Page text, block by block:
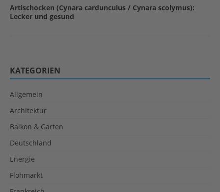
Artischocken (Cynara cardunculus / Cynara scolymus):
Lecker und gesund
KATEGORIEN
Allgemein
Architektur
Balkon & Garten
Deutschland
Energie
Flohmarkt